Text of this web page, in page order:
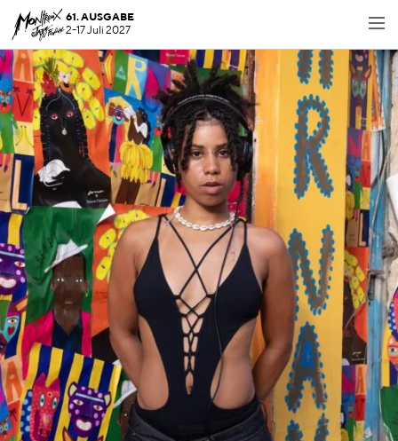
61. AUSGABE
2-17 Juli 2027